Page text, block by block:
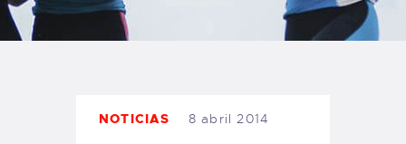
TIENDA FAMILY SURFERS
WEBCAM SALINAS
NOTICIAS 8 abril 2014